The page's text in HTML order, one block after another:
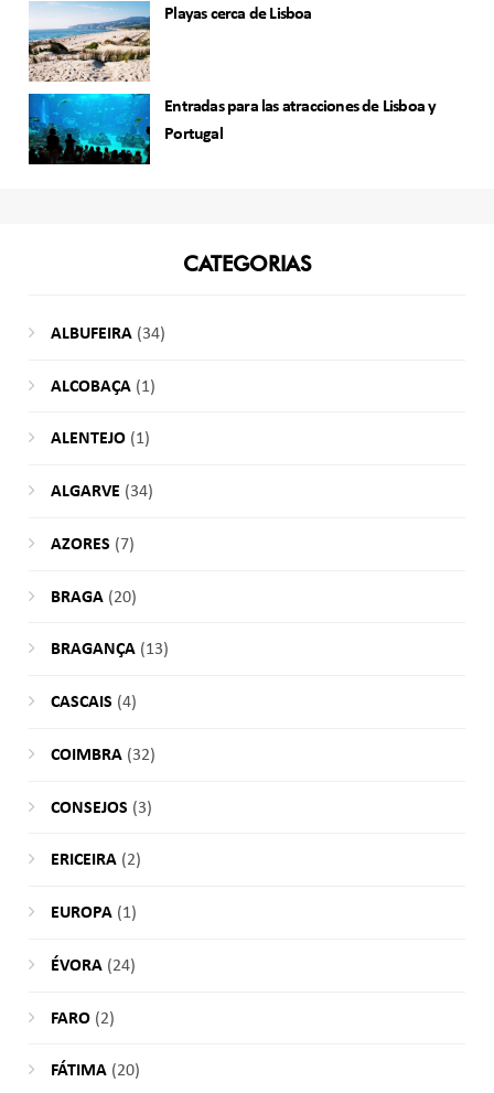
Playas cerca de Lisboa
Entradas para las atracciones de Lisboa y
Portugal
CATEGORIAS
ALBUFEIRA(34)
ALCOBAÇA(1)
ALENTEJO(1)
ALGARVE (34)
AZORES (7)
BRAGA(20)
BRAGANÇA(13)
CASCAIS (4)
COIMBRA(32)
CONSEJOS (3)
ERICEIRA(2)
EUROPA(1)
ÉVORA(24)
FARO(2)
FÁTIMA(20)